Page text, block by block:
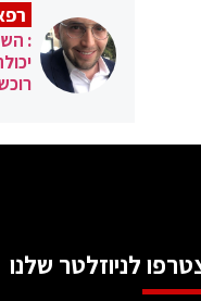
:
לניוזלטר שלנו